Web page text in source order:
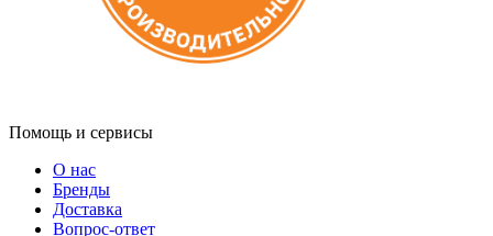
Помощь и сервисы
О нас
Бренды
Доставка
Вопрос-ответ